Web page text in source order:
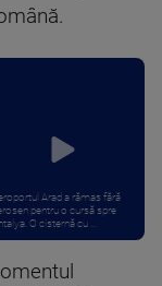
Arad a rămas fără
pentru o cursă spre
O cisternă cu ...